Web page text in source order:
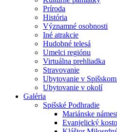
Príroda
História
Významné osobnosti
Iné atrakcie
Hudobné telesá
Umelci regiónu
Virtuálna prehliadka
Stravovanie
Ubytovanie v
Ubytovanie v okolí
Galéria
Spišské Podhradie
Mariánske
Evanjelický